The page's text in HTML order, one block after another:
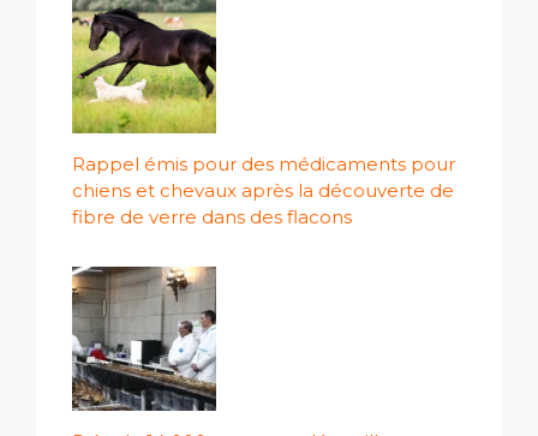
Rappel émis pour des médicaments pour
chiens et chevaux après la découverte de
fibre de verre dans des flacons